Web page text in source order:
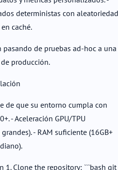
deterministas con aleatoriedad
caché.
de pruebas ad-hoc a una
producción.
de que su entorno cumpla con
- Aceleración GPU/TPU
- RAM suficiente (16GB+
Clone the repository: ```bash git